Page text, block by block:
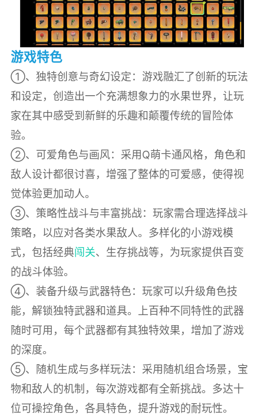
游戏特色
①、独特创意与奇幻设定：游戏融汇了创新的玩法
和设定，创造出一个充满想象力的水果世界，让玩
家在其中感受到新鲜的乐趣和颠覆传统的冒险体
验。
②、可爱角色与画风：采用Q萌卡通风格，角色和
敌人设计都很讨喜，增强了整体的可爱感，使得视
觉体验更加动人。
③、策略性战斗与丰富挑战：玩家需合理选择战斗
策略，以应对各类水果敌人。多样化的小游戏模
式，包括经典闯关、生存挑战等，为玩家提供百变
的战斗体验。
④、装备升级与武器特色：玩家可以升级角色技
能，解锁独特武器和道具。上百种不同特性的武器
随时可用，每个武器都有其独特效果，增加了游戏
的深度。
⑤、随机生成与多样玩法：采用随机组合场景，宝
物和敌人的机制，每次游戏都有全新挑战。多达十
位可操控角色，各具特色，提升游戏的耐玩性。